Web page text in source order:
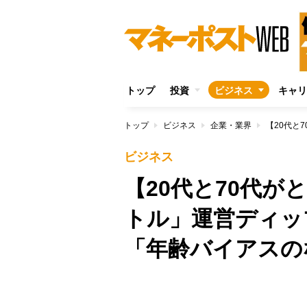
トップ 投資 ビジネス キャ
トップ ビジネス 企業・業界
ビジネス
【20代と70代が
トル」運営ディ
「年齢バイアス